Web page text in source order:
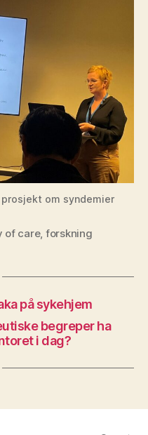
om syndemier
of care, forskning
på sykehjem
begreper ha
i dag?